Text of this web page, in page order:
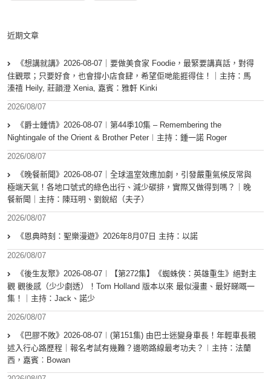
近期文章
《想講就講》2026-08-07｜要做美食家 Foodie，最緊要講真話，對得
住觀眾；只要好食，也會撐小店食肆，希望佢哋能捱得住！｜主持：馬
溱禧 Heily, 莊韻澄 Xenia, 嘉賓：雅軒 Kinki
2026/08/07
《爵士鍾情》2026-08-07︱第44季10集 – Remembering the
Nightingale of the Orient & Brother Peter︱主持：鍾一諾 Roger
2026/08/07
《晚餐新聞》2026-08-07｜全球溫室效應加劇，引發嚴重氣候反常與
極端天氣！各地口號式的綠色出行、減少碳排，實際又做得到嗎？｜晚
餐新聞｜主持：陳珏明、劉銳紹（夫子）
2026/08/07
《恩典時刻：聖樂漫遊》2026年8月07日 主持：以諾
2026/08/07
《後生友聚》2026-08-07︱【第272集】《蜘蛛俠：英雄重生》絕對主
觀 觀後感（少少劇透）！Tom Holland 版本以來 最似漫畫、最好睇嘅一
集！｜主持：Jack、諾少
2026/08/07
《巴膠不敗》2026-08-07︱(第151集) 由巴士迷變身車長！年輕車長親
述入行心路歷程｜報名考試有幾難？邊啲路線最考功夫？︱主持：法蘭
西，嘉賓︰Bowan